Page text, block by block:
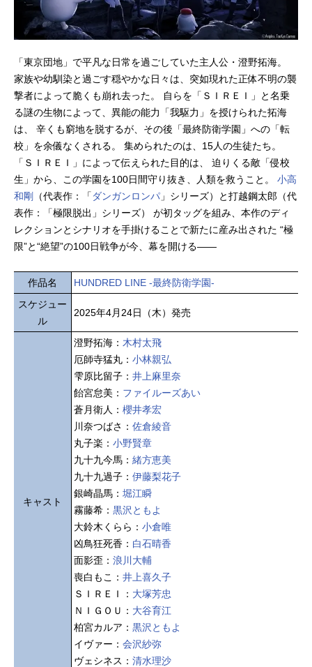
「東京団地」で平凡な日常を過ごしていた主人公・澄野拓海。
家族や幼馴染と過ごす穏やかな日々は、突如現れた正体不明の襲
撃者によって脆くも崩れ去った。 自らを「ＳＩＲＥＩ」と名乗
る謎の生物によって、異能の能力「我駆力」を授けられた拓海
は、 辛くも窮地を脱するが、その後「最終防衛学園」への「転
校」を余儀なくされる。 集められたのは、15人の生徒たち。
「ＳＩＲＥＩ」によって伝えられた目的は、 迫りくる敵「侵校
生」から、この学園を100日間守り抜き、人類を救うこと。 小高
和剛
（代表作：「 ダンガンロンパ 」シリーズ）と打越鋼太郎（代
表作：「極限脱出」シリーズ） が初タッグを組み、本作のディ
レクションとシナリオを手掛けることで新たに産み出された “極
限”と“絶望”の100日戦争が今、幕を開ける――
作品名
HUNDRED LINE -最終防衛学園-
スケジュー
ル
2025年4月24日（木）発売
キャスト
澄野拓海： 木村太飛
厄師寺猛丸： 小林親弘
雫原比留子： 井上麻里奈
飴宮怠美： ファイルーズあい
蒼月衛人： 櫻井孝宏
川奈つばさ： 佐倉綾音
丸子楽： 小野賢章
九十九今馬： 緒方恵美
九十九過子： 伊藤梨花子
銀崎晶馬： 堀江瞬
霧藤希： 黒沢ともよ
大鈴木くらら： 小倉唯
凶鳥狂死香： 白石晴香
面影歪： 浪川大輔
喪白もこ： 井上喜久子
ＳＩＲＥＩ： 大塚芳忠
ＮＩＧＯＵ： 大谷育江
柏宮カルア： 黒沢ともよ
イヴァー： 会沢紗弥
ヴェシネス： 清水理沙